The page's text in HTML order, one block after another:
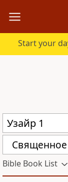
Bible Book List